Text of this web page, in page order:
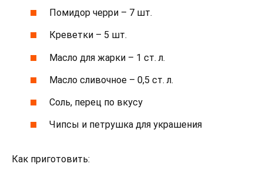
Помидор черри – 7 шт.
Креветки – 5 шт.
Масло для жарки – 1 ст. л.
Масло сливочное – 0,5 ст. л.
Соль, перец по вкусу
Чипсы и петрушка для украшения
Как приготовить: